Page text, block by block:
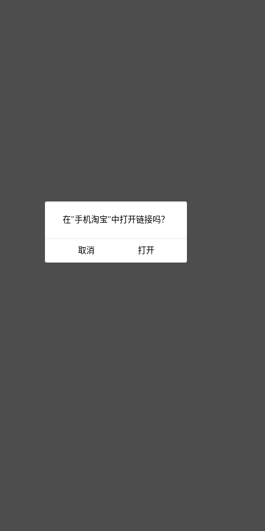
在"手机淘宝"中打开链接吗？
取消 打开